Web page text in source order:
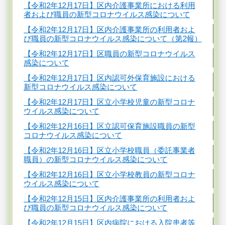
【令和2年12月17日】区内介護事業所における利用
者および職員の新型コロナウイルス感染について
【令和2年12月17日】区内介護事業所の利用者およ
び職員の新型コロナウイルス感染について（第2報）
【令和2年12月17日】区職員の新型コロナウイルス
感染について
【令和2年12月17日】区内認可外保育施設における
新型コロナウイルス感染について
【令和2年12月17日】区立小学校児童の新型コロナ
ウイルス感染について
【令和2年12月16日】区立認可保育施設職員の新型
コロナウイルス感染について
【令和2年12月16日】区立小学校職員（委託事業者
職員）の新型コロナウイルス感染について
【令和2年12月16日】区立小学校教員の新型コロナ
ウイルス感染について
【令和2年12月15日】区内介護事業所の利用者およ
び職員の新型コロナウイルス感染について
【令和2年12月15日】区内病院における入院患者等